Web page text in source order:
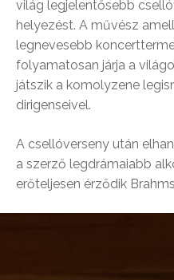
világ legjelentősebb
helyezést. A művész
legnevesebb
folyamatosan járja a
játszik a komolyzene
dirigenseivel.
A csellóverseny után
a szerző legdrámaiabb
erőteljesen érződik